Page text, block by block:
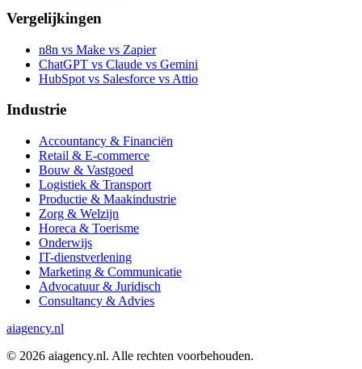
Vergelijkingen
n8n vs Make vs Zapier
ChatGPT vs Claude vs Gemini
HubSpot vs Salesforce vs Attio
Industrie
Accountancy & Financiën
Retail & E-commerce
Bouw & Vastgoed
Logistiek & Transport
Productie & Maakindustrie
Zorg & Welzijn
Horeca & Toerisme
Onderwijs
IT-dienstverlening
Marketing & Communicatie
Advocatuur & Juridisch
Consultancy & Advies
aiagency.nl
© 2026 aiagency.nl. Alle rechten voorbehouden.